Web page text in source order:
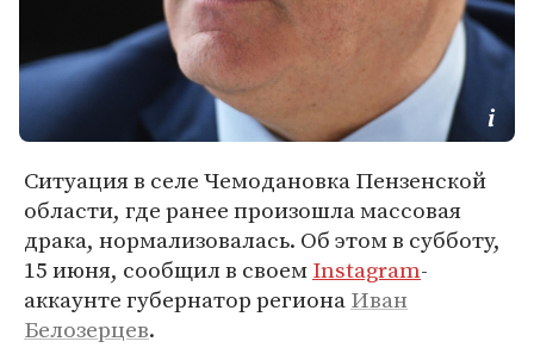
Ситуация в селе Чемодановка Пензенской
области, где ранее произошла массовая
драка, нормализовалась. Об этом в субботу,
15 июня, сообщил в своемInstagram-
аккаунте губернатор регионаИван
Белозерцев.